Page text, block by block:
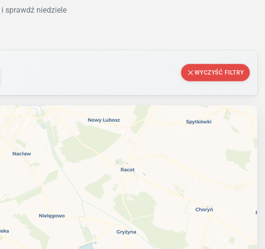
i sprawdź niedziele
WYCZYŚĆ FILTRY